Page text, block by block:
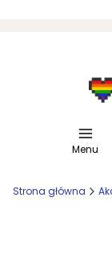
Menu
Strona główna